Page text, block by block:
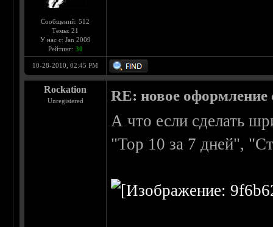
Сообщений: 512
Темы: 21
У нас с: Jan 2009
Рейтинг: 30
10-28-2010, 02:45 PM
Rockation
Unregistered RE: новое оформление
А что если сделать
"Top 10 за 7 дней",